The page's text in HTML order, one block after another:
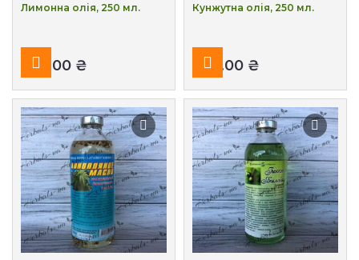
Лимонна олія, 250 мл.
₴
Кунжутна олія, 250 мл.
₴